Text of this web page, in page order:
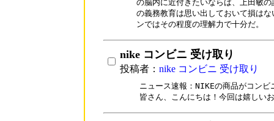
の脳内に近付きたいならば、上田敏
の義務教育は思い出しておいて損は
nike コンビニ 受け取り
投稿者： nike コンビニ 受け取り
ニュース速報：NIKEの商品がコン
皆さん、こんにちは！今回は嬉しい